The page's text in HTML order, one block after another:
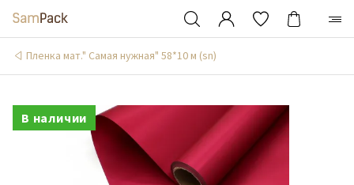
Пленка мат." Самая нужная" 58*10 м (sn)
В наличии